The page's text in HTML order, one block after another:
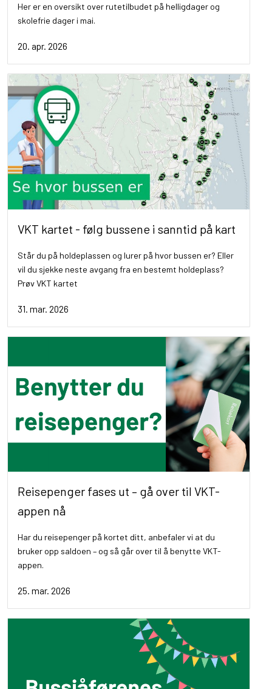
Her er en oversikt over rutetilbudet på helligdager og
skolefrie dager i mai.
20. apr. 2026
VKT kartet - følg bussene i sanntid på kart
Står du på holdeplassen og lurer på hvor bussen er? Eller
vil du sjekke neste avgang fra en bestemt holdeplass?
Prøv VKT kartet
31. mar. 2026
Reisepenger fases ut – gå over til VKT-
appen nå
Har du reisepenger på kortet ditt, anbefaler vi at du
bruker opp saldoen – og så går over til å benytte VKT-
appen.
25. mar. 2026